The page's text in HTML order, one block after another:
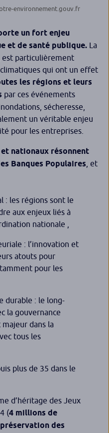
environnement.gouv.fr
un fort enjeu
et de santé publique. La
est particulièrement
qui ont un effet
les régions et leurs
par ces événements
sécheresse,
un véritable enjeu
pour les entreprises.
nationaux résonnent
Banques Populaires , et
: les régions sont le
aux enjeux liés à
nationale ,
: l’innovation et
atouts pour
pour les
durable : le long-
la gouvernance
dans la
tous les
plus de 35 dans le
d’héritage des Jeux
(4 millions de
des